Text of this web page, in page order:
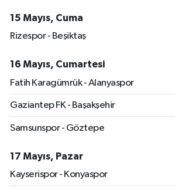
15 Mayıs, Cuma
Rizespor - Beşiktaş
16 Mayıs, Cumartesi
Fatih Karagümrük - Alanyaspor
Gaziantep FK - Başakşehir
Samsunspor - Göztepe
17 Mayıs, Pazar
Kayserispor - Konyaspor